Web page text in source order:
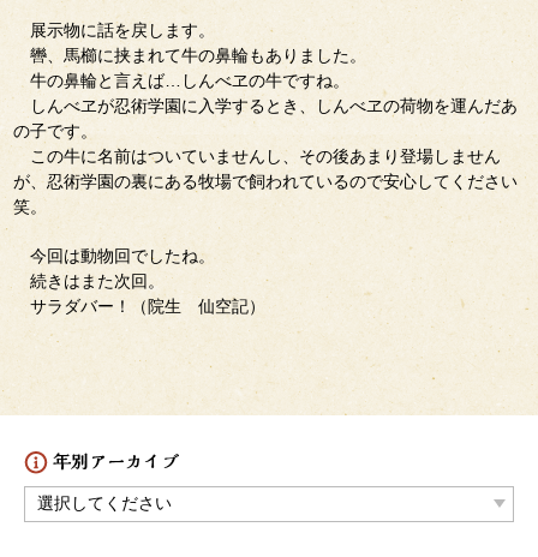
展示物に話を戻します。
轡、馬櫛に挟まれて牛の鼻輪もありました。
牛の鼻輪と言えば…しんべヱの牛ですね。
しんべヱが忍術学園に入学するとき、しんべヱの荷物を運んだあ
の子です。
この牛に名前はついていませんし、その後あまり登場しません
が、忍術学園の裏にある牧場で飼われているので安心してください
笑。
今回は動物回でしたね。
続きはまた次回。
サラダバー！（院生 仙空記）